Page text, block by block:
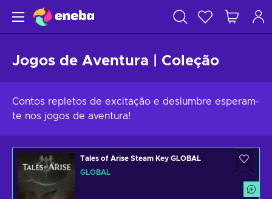
Jogos de Aventura | Coleção
Contos repletos de excitação e deslumbre esperam-
te nos jogos de aventura!
Tales of Arise Steam Key GLOBAL
GLOBAL